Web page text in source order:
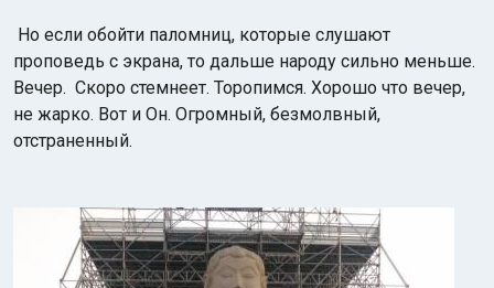
Но если обойти паломниц, которые слушают
проповедь с экрана, то дальше народу сильно меньше.
Вечер. Скоро стемнеет. Торопимся. Хорошо что вечер,
не жарко. Вот и Он. Огромный, безмолвный,
отстраненный.